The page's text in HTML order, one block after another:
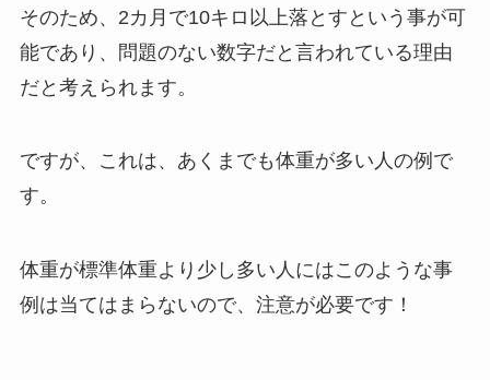
そのため、2カ月で10キロ以上落とすという事が可
能であり、問題のない数字だと言われている理由
だと考えられます。
ですが、これは、あくまでも体重が多い人の例で
す。
体重が標準体重より少し多い人にはこのような事
例は当てはまらないので、注意が必要です！